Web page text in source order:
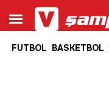
FUTBOL BASKETBOL